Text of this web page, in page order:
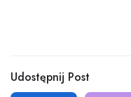
Udostępnij Post